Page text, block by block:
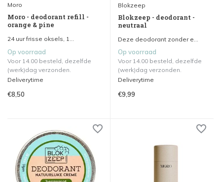
Moro
Moro - deodorant refill -
orange & pine
24 uur frisse oksels, 1...
Op voorraad
Voor 14.00 besteld, dezelfde
(werk)dag verzonden.
Deliverytime
€8,50
Blokzeep
Blokzeep - deodorant -
neutraal
Deze deodorant zonder e...
Op voorraad
Voor 14.00 besteld, dezelfde
(werk)dag verzonden.
Deliverytime
€9,99